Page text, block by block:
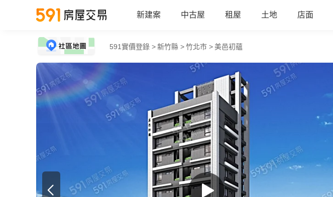
新建案 中古屋 租屋 土地 店面
591實價登錄 >新竹縣 >竹北市 >美邑初蘊